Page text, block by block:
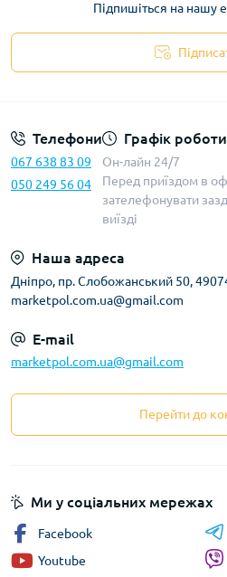
Підпишіться на нашу
Телефони
067 638 83 09
050 249 56 04
Графік роботи
Он-лайн 24/7
Перед приїздом в
зателефонувати
виїзді
Наша адреса
Дніпро, пр. Слобожанський 50,
marketpol.com.ua@gmail.com
E-mail
marketpol.com.ua@gmail.com
Перейти до
Ми у соціальних мережах
Facebook
Youtube